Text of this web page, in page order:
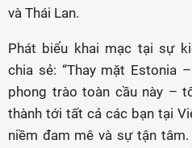
và Thái Lan.
Phát biểu khai mạc tại sự
chia sẻ: “Thay mặt Estonia
phong trào toàn cầu này –
thành tới tất cả các bạn tại
niềm đam mê và sự tận